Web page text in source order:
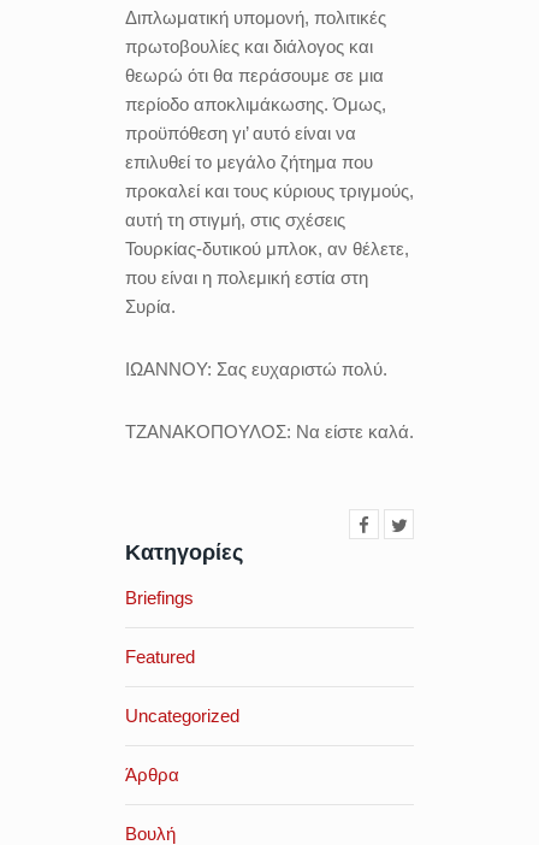
Διπλωματική υπομονή, πολιτικές
πρωτοβουλίες και διάλογος και
θεωρώ ότι θα περάσουμε σε μια
περίοδο αποκλιμάκωσης. Όμως,
προϋπόθεση γι’ αυτό είναι να
επιλυθεί το μεγάλο ζήτημα που
προκαλεί και τους κύριους τριγμούς,
αυτή τη στιγμή, στις σχέσεις
Τουρκίας-δυτικού μπλοκ, αν θέλετε,
που είναι η πολεμική εστία στη
Συρία.
ΙΩΑΝΝΟΥ: Σας ευχαριστώ πολύ.
ΤΖΑΝΑΚΟΠΟΥΛΟΣ: Να είστε καλά.
Κατηγορίες
Briefings
Featured
Uncategorized
Άρθρα
Βουλή